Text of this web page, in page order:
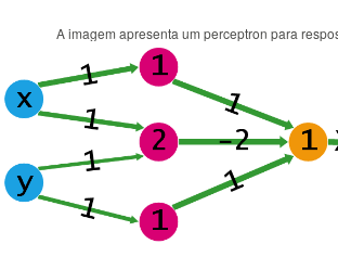
A imagem apresenta um perceptron para